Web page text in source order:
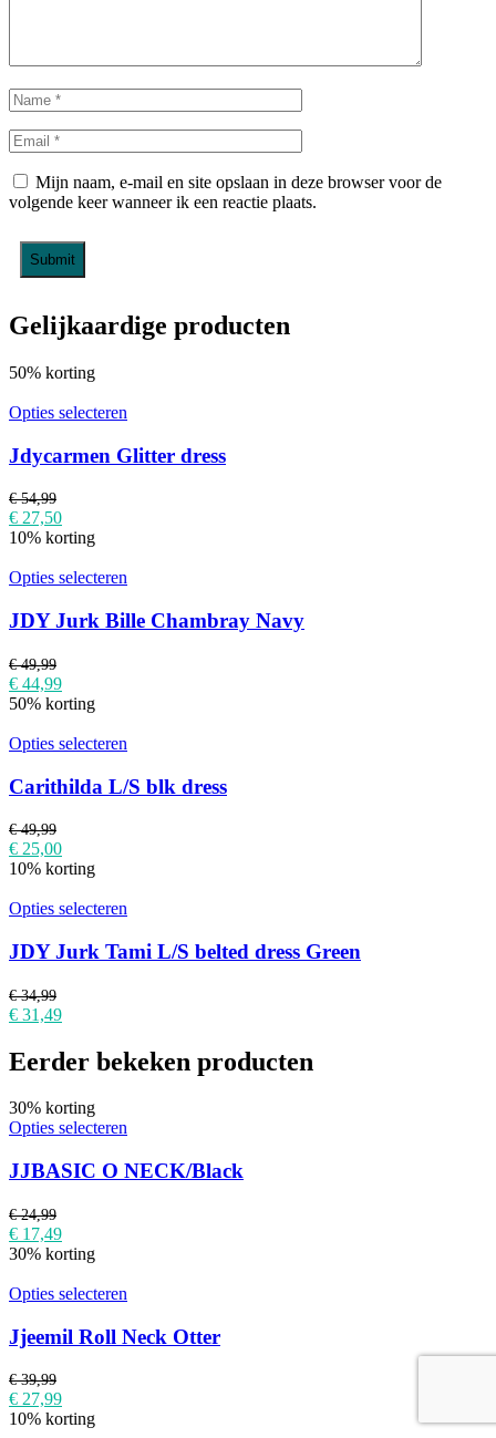
Mijn naam, e-mail en site opslaan in deze browser voor de
volgende keer wanneer ik een reactie plaats.
Gelijkaardige producten
50% korting
Opties selecteren
Jdycarmen Glitter dress
€54,99
€ 27,50
10% korting
Opties selecteren
JDY Jurk Bille Chambray Navy
€49,99
€ 44,99
50% korting
Opties selecteren
Carithilda L/S blk dress
€49,99
€ 25,00
10% korting
Opties selecteren
JDY Jurk Tami L/S belted dress Green
€34,99
€ 31,49
Eerder bekeken producten
30% korting
Opties selecteren
JJBASIC O NECK/Black
€24,99
€ 17,49
30% korting
Opties selecteren
Jjeemil Roll Neck Otter
€39,99
€ 27,99
10% korting